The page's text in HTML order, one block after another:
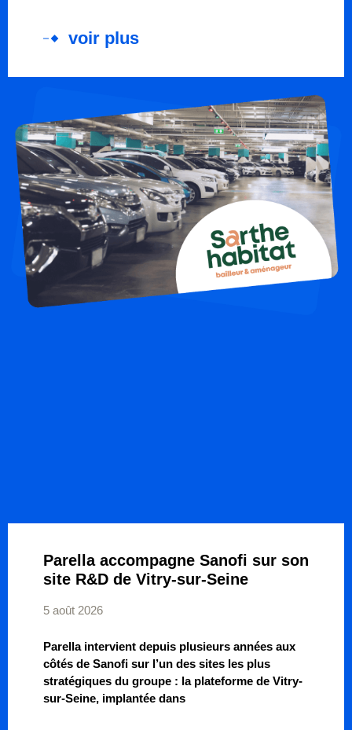
voir plus
Parella accompagne Sanofi sur son
site R&D de Vitry-sur-Seine
5 août 2026
Parella intervient depuis plusieurs années aux
côtés de Sanofi sur l’un des sites les plus
stratégiques du groupe : la plateforme de Vitry-
sur-Seine, implantée dans